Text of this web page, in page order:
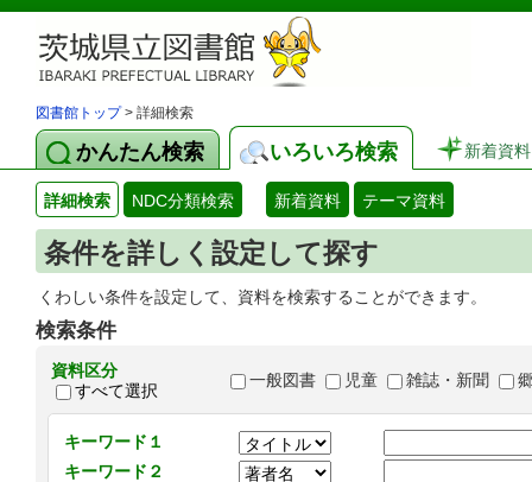
図書館トップ> 詳細検索
かんたん検索 いろいろ検索 新着資料
詳細検索 NDC分類検索 新着資料 テーマ資料
条件を詳しく設定して探す
くわしい条件を設定して、資料を検索することができます。
検索条件
資料区分
すべて選択
一般図書 児童 雑誌・新聞
キーワード１
キーワード２